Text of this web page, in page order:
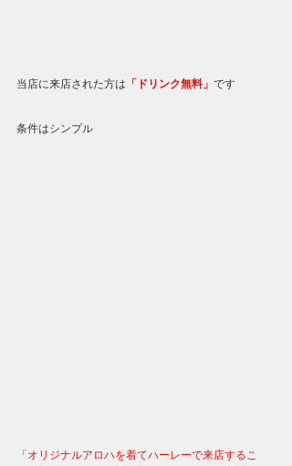
当店に来店された方は 「ドリンク無料」 です
条件はシンプル
「オリジナルアロハを着てハーレーで来店するこ